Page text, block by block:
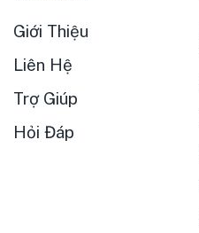
Giới Thiệu
Liên Hệ
Trợ Giúp
Hỏi Đáp